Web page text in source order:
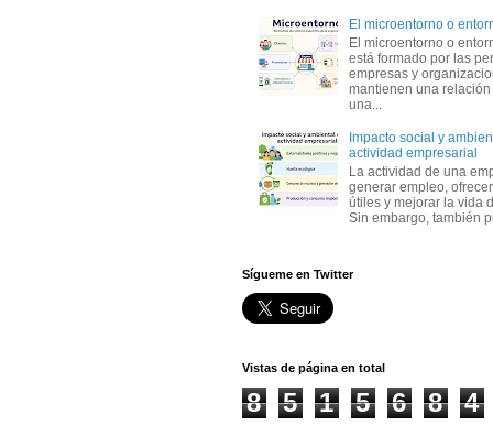
El microentorno o
El microentorno o
está formado por las
empresas y
mantienen una
una...
Impacto social y
actividad empresarial
La actividad de una
generar empleo,
útiles y mejorar la vida
Sin embargo, también
Sígueme en Twitter
Vistas de página en total
8 5 1 5 6 8 4